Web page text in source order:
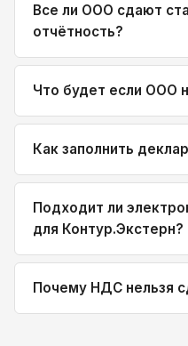
Все ли ООО сдают
отчётность?
Что будет если ООО
Как заполнить
Подходит ли
для Контур.Экстерн?
Почему НДС нельзя